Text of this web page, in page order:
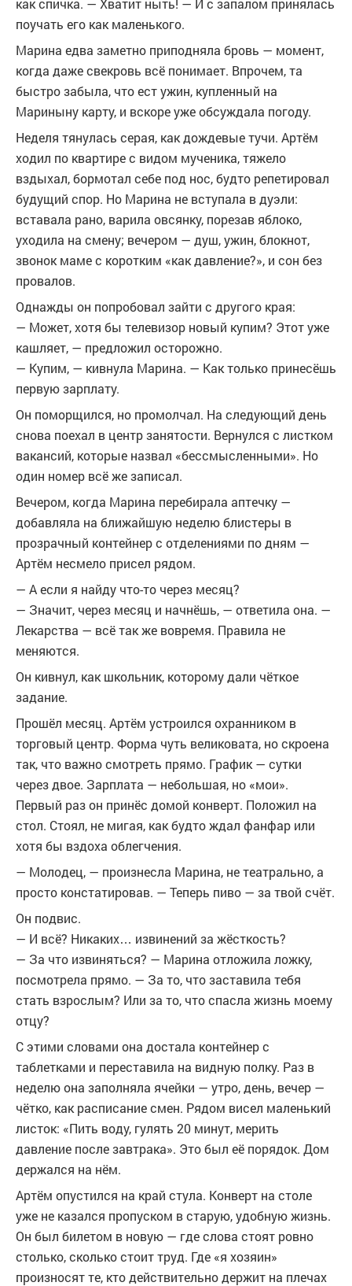
как спичка. — Хватит ныть! — И с запалом принялась
поучать его как маленького.
Марина едва заметно приподняла бровь — момент,
когда даже свекровь всё понимает. Впрочем, та
быстро забыла, что ест ужин, купленный на
Мариныну карту, и вскоре уже обсуждала погоду.
Неделя тянулась серая, как дождевые тучи. Артём
ходил по квартире с видом мученика, тяжело
вздыхал, бормотал себе под нос, будто репетировал
будущий спор. Но Марина не вступала в дуэли:
вставала рано, варила овсянку, порезав яблоко,
уходила на смену; вечером — душ, ужин, блокнот,
звонок маме с коротким «как давление?», и сон без
провалов.
Однажды он попробовал зайти с другого края:
— Может, хотя бы телевизор новый купим? Этот уже
кашляет, — предложил осторожно.
— Купим, — кивнула Марина. — Как только принесёшь
первую зарплату.
Он поморщился, но промолчал. На следующий день
снова поехал в центр занятости. Вернулся с листком
вакансий, которые назвал «бессмысленными». Но
один номер всё же записал.
Вечером, когда Марина перебирала аптечку —
добавляла на ближайшую неделю блистеры в
прозрачный контейнер с отделениями по дням —
Артём несмело присел рядом.
— А если я найду что-то через месяц?
— Значит, через месяц и начнёшь, — ответила она. —
Лекарства — всё так же вовремя. Правила не
меняются.
Он кивнул, как школьник, которому дали чёткое
задание.
Прошёл месяц. Артём устроился охранником в
торговый центр. Форма чуть великовата, но скроена
так, что важно смотреть прямо. График — сутки
через двое. Зарплата — небольшая, но «мои».
Первый раз он принёс домой конверт. Положил на
стол. Стоял, не мигая, как будто ждал фанфар или
хотя бы вздоха облегчения.
— Молодец, — произнесла Марина, не театрально, а
просто констатировав. — Теперь пиво — за твой счёт.
Он подвис.
— И всё? Никаких… извинений за жёсткость?
— За что извиняться? — Марина отложила ложку,
посмотрела прямо. — За то, что заставила тебя
стать взрослым? Или за то, что спасла жизнь моему
отцу?
С этими словами она достала контейнер с
таблетками и переставила на видную полку. Раз в
неделю она заполняла ячейки — утро, день, вечер —
чётко, как расписание смен. Рядом висел маленький
листок: «Пить воду, гулять 20 минут, мерить
давление после завтрака». Это был её порядок. Дом
держался на нём.
Артём опустился на край стула. Конверт на столе
уже не казался пропуском в старую, удобную жизнь.
Он был билетом в новую — где слова стоят ровно
столько, сколько стоит труд. Где «я хозяин»
произносят те, кто действительно держит на плечах